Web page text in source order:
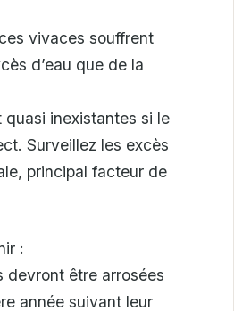
vivaces souffrent
d’eau que de la
quasi inexistantes si le
Surveillez les excès
principal facteur de
:
devront être arrosées
année suivant leur